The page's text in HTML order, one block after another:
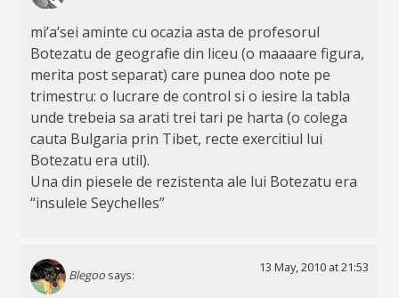
mi’a’sei aminte cu ocazia asta de profesorul
Botezatu de geografie din liceu (o maaaare figura,
merita post separat) care punea doo note pe
trimestru: o lucrare de control si o iesire la tabla
unde trebeia sa arati trei tari pe harta (o colega
cauta Bulgaria prin Tibet, recte exercitiul lui
Botezatu era util).
Una din piesele de rezistenta ale lui Botezatu era
“insulele Seychelles”
Blegoo says:
13 May, 2010 at 21:53